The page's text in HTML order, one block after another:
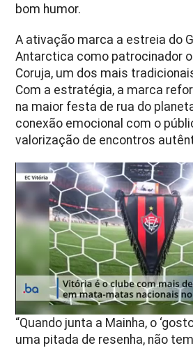
bom humor.
A ativação marca a estreia do
Antarctica como patrocinador
Coruja, um dos mais
Com a estratégia, a marca
na maior festa de rua do
conexão emocional com o
valorização de encontros
“Quando junta a Mainha, o
uma pitada de resenha, não